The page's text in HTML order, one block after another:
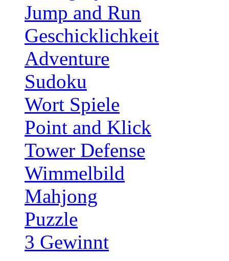
Jump and Run
Geschicklichkeit
Adventure
Sudoku
Wort Spiele
Point and Klick
Tower Defense
Wimmelbild
Mahjong
Puzzle
3 Gewinnt